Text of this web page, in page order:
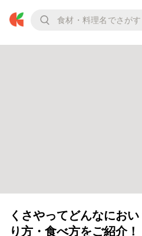
くさやってどんなにお
り方・食べ方をご紹介！